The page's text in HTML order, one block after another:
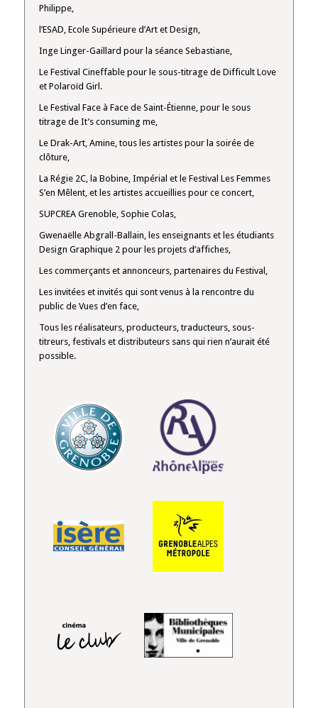
Philippe,
l’ESAD, Ecole Supérieure d’Art et Design,
Inge Linger-Gaillard pour la séance Sebastiane,
Le Festival Cineffable pour le sous-titrage de Difficult Love
et Polaroïd Girl.
Le Festival Face à Face de Saint-Étienne, pour le sous
titrage de It’s consuming me,
Le Drak-Art, Amine, tous les artistes pour la soirée de
clôture,
La Régie 2C, la Bobine, Impérial et le Festival Les Femmes
S’en Mêlent, et les artistes accueillies pour ce concert,
SUPCREA Grenoble, Sophie Colas,
Gwenaëlle Abgrall-Ballain, les enseignants et les étudiants
Design Graphique 2 pour les projets d’affiches,
Les commerçants et annonceurs, partenaires du Festival,
Les invitées et invités qui sont venus à la rencontre du
public de Vues d’en face,
Tous les réalisateurs, producteurs, traducteurs, sous-
titreurs, festivals et distributeurs sans qui rien n’aurait été
possible.